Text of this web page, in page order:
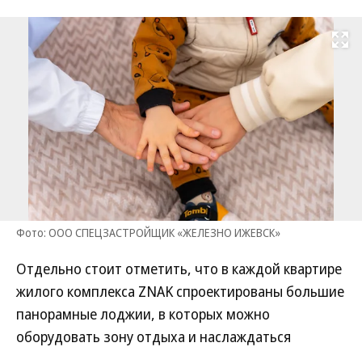
Развернуть
Фото: ООО СПЕЦЗАСТРОЙЩИК «ЖЕЛЕЗНО ИЖЕВСК»
Отдельно стоит отметить, что в каждой квартире
жилого комплекса ZNAK спроектированы большие
панорамные лоджии, в которых можно
оборудовать зону отдыха и наслаждаться